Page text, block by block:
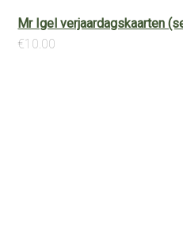
Mr Igel verjaardagskaarten
€10.00